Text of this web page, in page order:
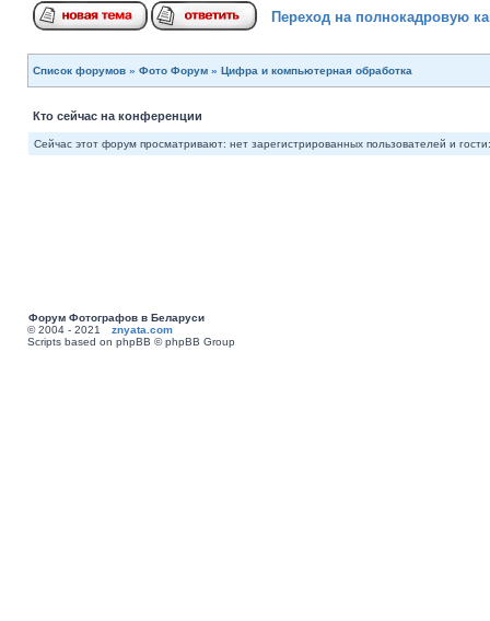
Переход на полнокадровую
Список форумов » Фото Форум » Цифра и компьютерная обработка
Кто сейчас на конференции
Сейчас этот форум просматривают: нет зарегистрированных пользователей и
Форум Фотографов в Беларуси
© 2004 - 2021 znyata.com
Scripts based on phpBB © phpBB Group